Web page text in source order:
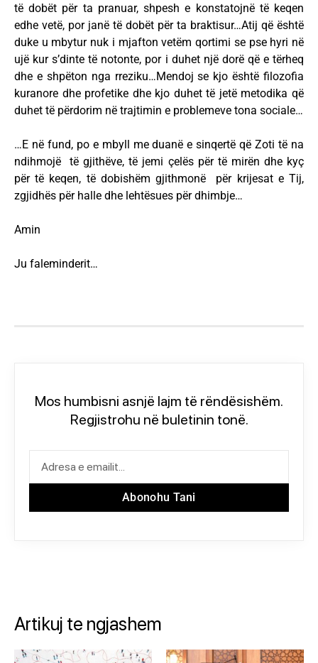
të dobët për ta pranuar, shpesh e konstatojnë të keqen
edhe vetë, por janë të dobët për ta braktisur…Atij që është
duke u mbytur nuk i mjafton vetëm qortimi se pse hyri në
ujë kur s’dinte të notonte, por i duhet një dorë që e tërheq
dhe e shpëton nga rreziku…Mendoj se kjo është filozofia
kuranore dhe profetike dhe kjo duhet të jetë metodika që
duhet të përdorim në trajtimin e problemeve tona sociale…
…E në fund, po e mbyll me duanë e sinqertë që Zoti të na
ndihmojë të gjithëve, të jemi çelës për të mirën dhe kyç
për të keqen, të dobishëm gjithmonë për krijesat e Tij,
zgjidhës për halle dhe lehtësues për dhimbje…
Amin
Ju faleminderit…
Mos humbisni asnjë lajm të rëndësishëm.
Regjistrohu në buletinin tonë.
Abonohu Tani
Artikuj te ngjashem